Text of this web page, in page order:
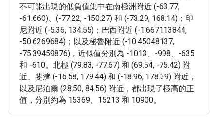
不可能出現的低負值集中在南極洲附近 (-63.77,
-61.660)、(-77.22, -150.27) 和 (-73.29, 168.14)；印
尼附近 (-5.36, 134.55)；巴西附近 (-1.667113844,
-50.6269684)；以及秘魯附近 (-10.45048137,
-75.39459876)，近似值分別為 -1013、-998、-635
和 -610。北極 (79.83, -77.67) 和 (69.54, -75.42) 附
近、斐濟 (-16.58, 179.44) 和 (-18.96, 178.39) 附近，
以及尼泊爾 (28.50, 84.56) 附近，都出現了極高的正
值，分別約為 15369、15213 和 10900。